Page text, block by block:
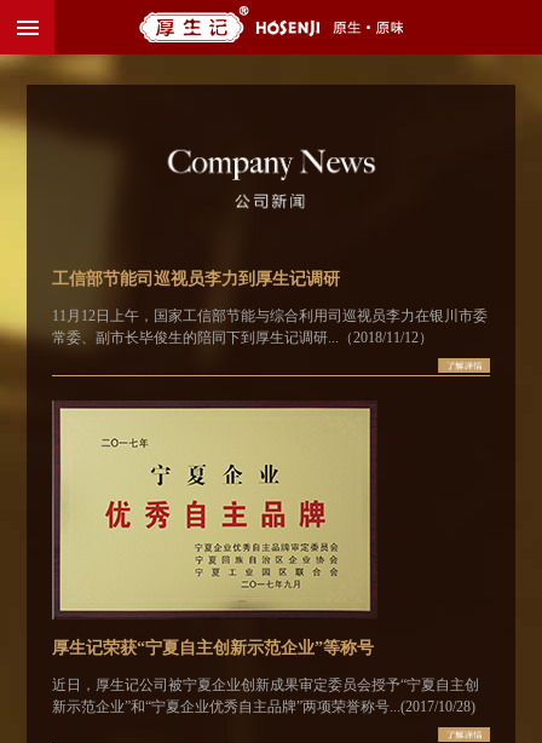
工信部节能司巡视员李力到厚生记调研
11月12日上午，国家工信部节能与综合利用司巡视员李力在银川市委
常委、副市长毕俊生的陪同下到厚生记调研...（2018/11/12）
厚生记荣获“宁夏自主创新示范企业”等称号
近日，厚生记公司被宁夏企业创新成果审定委员会授予“宁夏自主创
新示范企业”和“宁夏企业优秀自主品牌”两项荣誉称号...(2017/10/28)